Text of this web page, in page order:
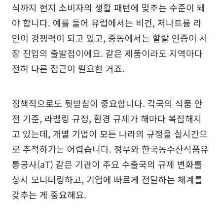
식까지 현지 소비자의 생활 패턴에 맞추는 수준이 돼
야 합니다. 예를 들어 유럽에서는 비건, 저나트륨 라
인이 경쟁력이 되고 있고, 중동에서는 할랄 인증이 시
장 진입의 출발점이에요. 같은 제품이라도 지역마다
전혀 다른 접근이 필요한 거죠.
정책적으로도 뒷받침이 중요합니다. 각국의 식품 안
전 기준, 라벨링 규정, 환경 규제가 해마다 복잡해지
고 있는데, 개별 기업이 모든 나라의 규정을 실시간으
로 추적하기는 어렵습니다. 정부와 한국농수산식품유
통공사(aT) 같은 기관이 주요 수출국의 규제 변화를
상시 모니터링하고, 기업에 빠르게 전달하는 체계를
갖추는 게 중요해요.